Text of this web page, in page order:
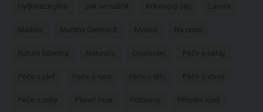
Hydratace pleti Jak se nalíčit Kokosový olej Lavera
Mádara Martina Gebhardt Mossa Na praní
Natura Siberica Naturalis Opalování Péče o nehty
Péče o pleť Péče o ruce Péče o tělo Péče o vlasy
Péče o zuby Planet Pure Potraviny Přírodní vůně